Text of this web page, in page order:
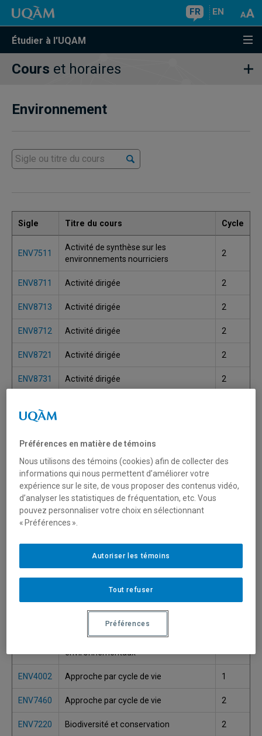
FR EN
Étudier à l'UQAM
Cours et horaires
Environnement
Sigle Titre du cours Cycle
ENV7511
Activité de synthèse sur les
environnements nourriciers
2
ENV8711 Activité dirigée 2
ENV8713 Activité dirigée 2
ENV8712 Activité dirigée 2
ENV8721 Activité dirigée 2
ENV8731 Activité dirigée 2
ENV7260
ENV7250
Agriculture urbaine: concepts, enjeux
Amazonie : milieu, intervention et
conservation
ENV7010
Aménagement des écosystèmes
forestiers
ENV7210 Aménagement et environnement 2
Analyse de cas en sciences de
Analyse et modélisation des systèmes
environnementaux
ENV4002 Approche par cycle de vie 1
ENV7460 Approche par cycle de vie 2
ENV7220 Biodiversité et conservation 2
Préférences en matière de témoins
Nous utilisons des témoins (cookies) afin de collecter des
informations qui nous permettent d’améliorer votre
expérience sur le site, de vous proposer des contenus vidéo,
d’analyser les statistiques de fréquentation, etc. Vous
pouvez personnaliser votre choix en sélectionnant
« Préférences ».
Tout refuser
Autoriser les témoins
Préférences